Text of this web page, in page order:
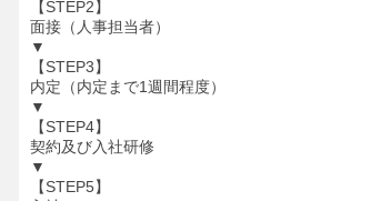
【STEP2】
面接（人事担当者）
▼
【STEP3】
内定（内定まで1週間程度）
▼
【STEP4】
契約及び入社研修
▼
【STEP5】